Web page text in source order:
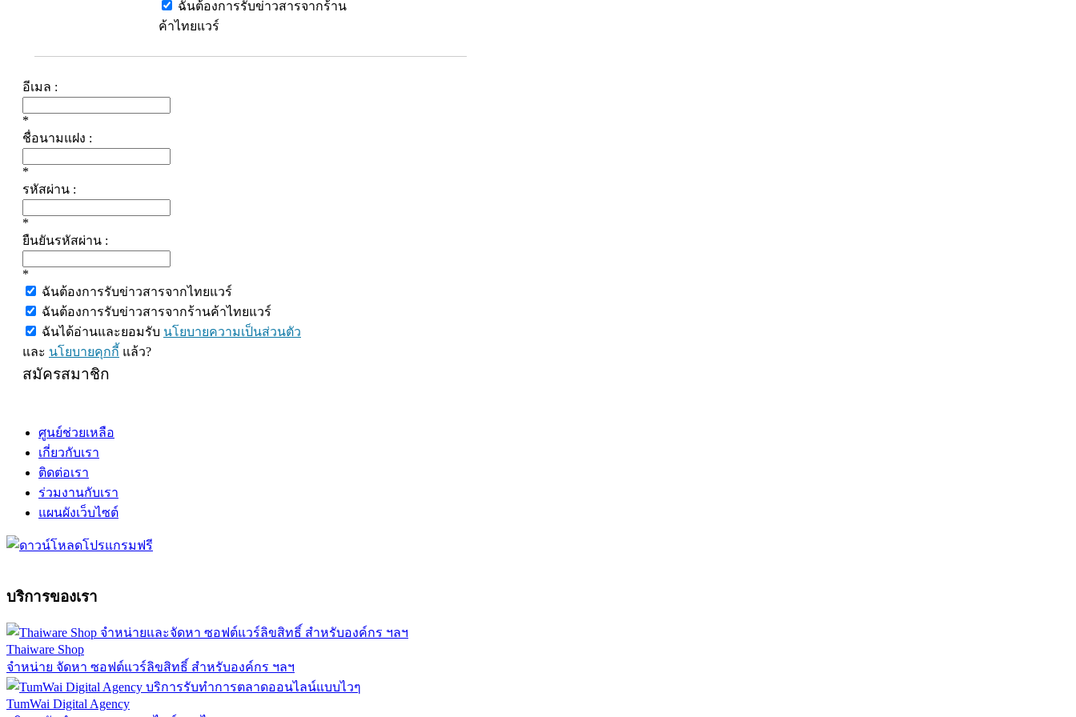
ฉันต้องการรับข่าวสารจากร้าน
ค้าไทยแวร์
อีเมล :
*
ชื่อนามแฝง :
*
รหัสผ่าน :
*
ยืนยันรหัสผ่าน :
*
ฉันต้องการรับข่าวสารจากไทยแวร์
ฉันต้องการรับข่าวสารจากร้านค้าไทยแวร์
ฉันได้อ่านและยอมรับ นโยบายความเป็นส่วนตัว
และ นโยบายคุกกี้ แล้ว?
สมัครสมาชิก
ศูนย์ช่วยเหลือ
เกี่ยวกับเรา
ติดต่อเรา
ร่วมงานกับเรา
แผนผังเว็บไซต์
บริการของเรา
Thaiware Shop
จำหน่าย จัดหา ซอฟต์แวร์ลิขสิทธิ์ สำหรับองค์กร ฯลฯ
TumWai Digital Agency